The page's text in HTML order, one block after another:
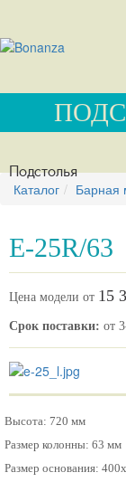
Подстолья
Каталог Барная
Е-25R/63
Цена модели от 15
Срок поставки: от
Высота: 720 мм
Размер колонны: 63 мм
Размер основания: